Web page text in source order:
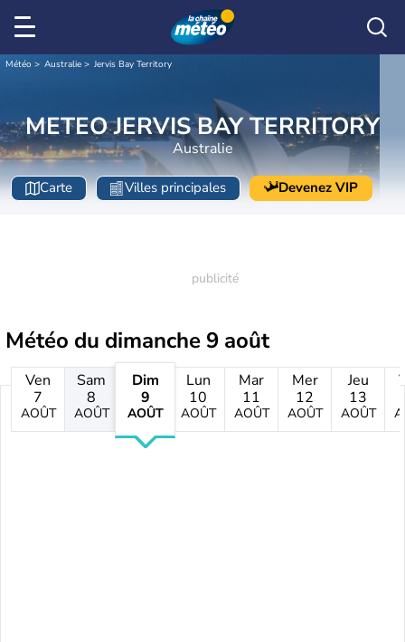
Météo Australie Jervis Bay Territory
METEO JERVIS BAY TERRITORY
Australie
Carte Villes principales Devenez VIP
Météo du dimanche 9 août
Ven
7
AOÛT
Sam
8
AOÛT
Dim
9
AOÛT
Lun
10
AOÛT
Mar
11
AOÛT
Mer
12
AOÛT
Jeu
13
AOÛT